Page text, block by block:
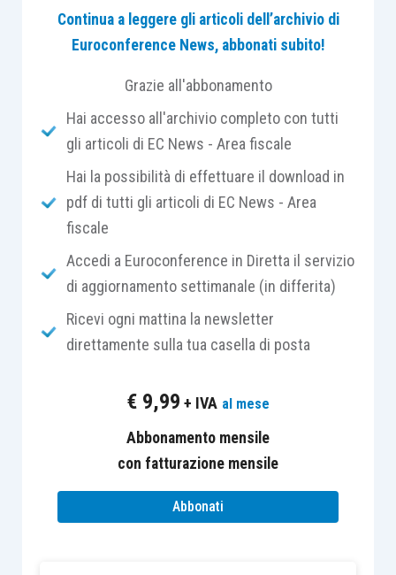
rigo VE30occorre indicare, nelcampo 1
totale delle esportazioni e delle altre
formazione del plafond. L’importo deve essere
poi ripartito nei campi successivi, specificando in
particolare:
nel
delleesportazioni effettuate nell’anno,
di cui all’articolo 8, primo comma, lett.
, comprese le cessioni triangolari;
campo 3 , l’ammontare complessivo
cessioni intracomunitarie di beni
triangolazioni comunitarie
un soggetto passivoUE1, che acquista
beni da IT chiedendo la consegna al
cliente finale in uno Stato membro
diverso (UE2). Vanno ricomprese, inoltre,
Continua a leggere gli articoli dell’archivio di
Euroconference News, abbonati subito!
Grazie all'abbonamento
Hai accesso all'archivio completo con tutti
gli articoli di EC News - Area fiscale
Hai la possibilità di effettuare il download in
pdf di tutti gli articoli di EC News - Area
fiscale
Accedi a Euroconference in Diretta il servizio
di aggiornamento settimanale (in differita)
Ricevi ogni mattina la newsletter
direttamente sulla tua casella di posta
€ 9,99 + IVA al mese
Abbonamento mensile
con fatturazione mensile
Abbonati